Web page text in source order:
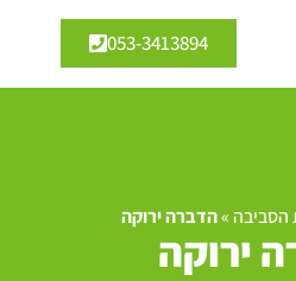
053-3413894
הסביבה »הדברה ירוקה
ירוקה